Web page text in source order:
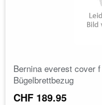
Bernina everest cover
Bügelbrettbezug
CHF 189.95